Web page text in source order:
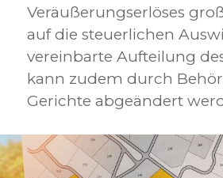
Veräußerungserlöses
auf die steuerlichen
vereinbarte Aufteilung
kann zudem durch
Gerichte abgeändert